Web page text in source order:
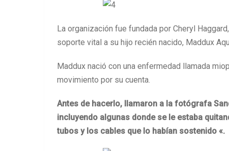
La organización fue fundada por Cheryl
soporte vital a su hijo recién nacido, Maddux
Maddux nació con una enfermedad llamada
movimiento por su cuenta.
Antes de hacerlo, llamaron a la fotógrafa
incluyendo algunas donde se le estaba
tubos y los cables que lo habían sostenido «.